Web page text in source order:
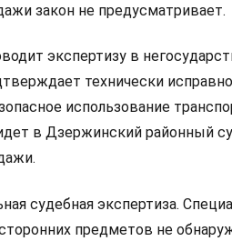
закон не предусматривает.
экспертизу в
технически
использование
в Дзержинский районный
судебная экспертиза.
предметов не